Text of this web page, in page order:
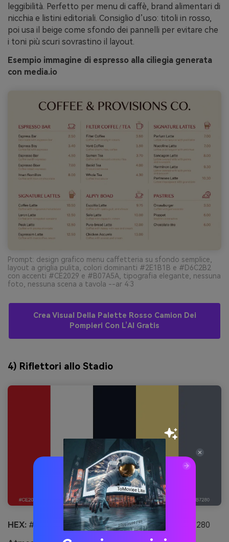
leggibilità. Perfetto per menu di caffè, brand alimentari di
nicchia e listini editoriali. Consiglio d’uso: titoli in rosso,
poi usa il beige come sfondo dei pannelli per evitare che
i toni più scuri sovrastino il layout.
Esempio immagine di espresso alla ciliegia generata
con media.io
Prompt: design grafico menu caffetteria su sfondo semplice,
layout a griglia pulita, colori dominanti #2E1B1B e #D6C2B2
con accenti #CE2029 e #B07A5A, tipografia elegante, nessuna
foto, nessuna scena a tavola --ar 4:3
Crea Visual Della Palette Rosso Camion Dei
Pompieri Con L’AI Gratis
4) Riflettori allo Stadio
HEX: #CE2029 #FFFFFF #111827 #FDE68A #6B7280